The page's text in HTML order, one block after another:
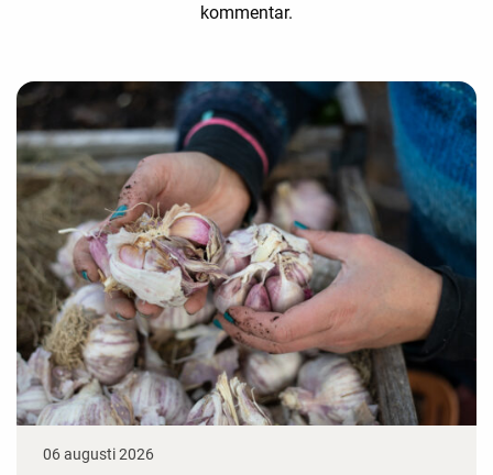
kommentar.
06 augusti 2026